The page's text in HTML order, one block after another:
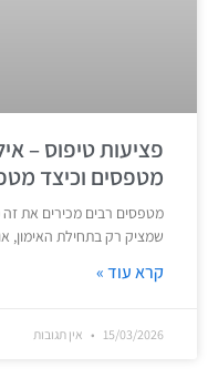
פציעות טיפוס –
מטפסים וכיצד
מטפסים רבים מכירים את
שמציק רק בתחילת האימון,
קרא עוד »
15/03/2026 אין תגובות